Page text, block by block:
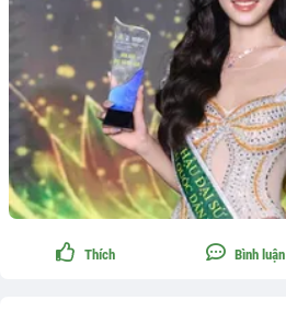
Thích Bình luận